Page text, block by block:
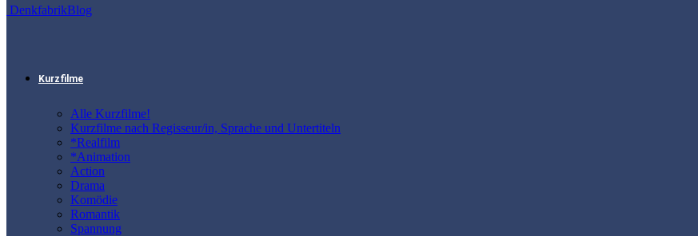
DenkfabrikBlog
Kurzfilme
Alle Kurzfilme!
Kurzfilme nach Regisseur/in, Sprache und Untertiteln
*Realfilm
*Animation
Action
Drama
Komödie
Romantik
Spannung